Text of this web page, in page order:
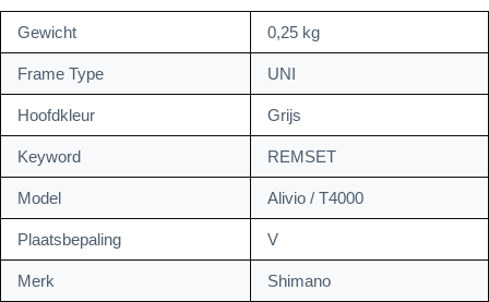
Gewicht 0,25 kg
Frame Type UNI
Hoofdkleur Grijs
Keyword REMSET
Model Alivio / T4000
Plaatsbepaling V
Merk Shimano